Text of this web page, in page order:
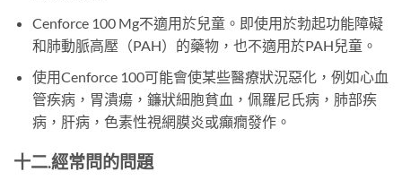
Cenforce 100 Mg不適用於兒童。即使用於勃起功能障礙
和肺動脈高壓（PAH）的藥物，也不適用於PAH兒童。
使用Cenforce 100可能會使某些醫療狀況惡化，例如心血
管疾病，胃潰瘍，鐮狀細胞貧血，佩羅尼氏病，肺部疾
病，肝病，色素性視網膜炎或癲癇發作。
十二.經常問的問題